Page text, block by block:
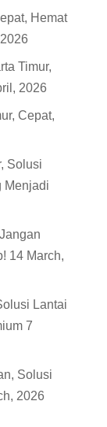
Hemat
Timur,
2026
Cepat,
Solusi
Menjadi
14 March,
Lantai
7
Solusi
2026